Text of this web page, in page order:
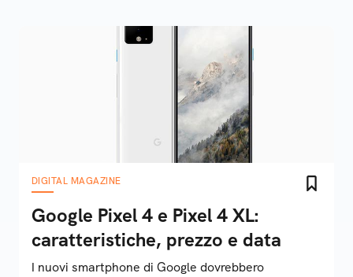
DIGITAL MAGAZINE
Google Pixel 4 e Pixel 4 XL:
caratteristiche, prezzo e data
I nuovi smartphone di Google dovrebbero